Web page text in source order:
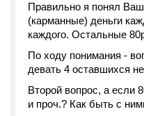
Правильно я понял
(карманные) деньги
каждого. Остальные
По ходу понимания -
девать 4 оставшихся
Второй вопрос, а если
и проч.? Как быть с